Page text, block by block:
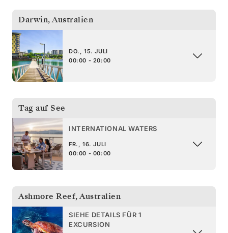
Darwin,Australien
DO., 15. JULI
00:00 - 20:00
Tag auf See
INTERNATIONAL WATERS
FR., 16. JULI
00:00 - 00:00
Ashmore Reef,Australien
SIEHE DETAILS FÜR 1
EXCURSION